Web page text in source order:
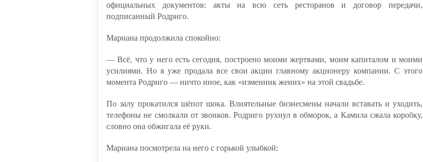
официальных документов: акты на всю сеть ресторанов и договор передачи,
подписанный Родриго.
Мариана продолжила спокойно:
— Всё, что у него есть сегодня, построено моими жертвами, моим капиталом и моими
усилиями. Но я уже продала все свои акции главному акционеру компании. С этого
момента Родриго — ничто иное, как «изменник жених» на этой свадьбе.
По залу прокатился шёпот шока. Влиятельные бизнесмены начали вставать и уходить,
телефоны не смолкали от звонков. Родриго рухнул в обморок, а Камила сжала коробку,
словно она обжигала её руки.
Мариана посмотрела на него с горькой улыбкой: